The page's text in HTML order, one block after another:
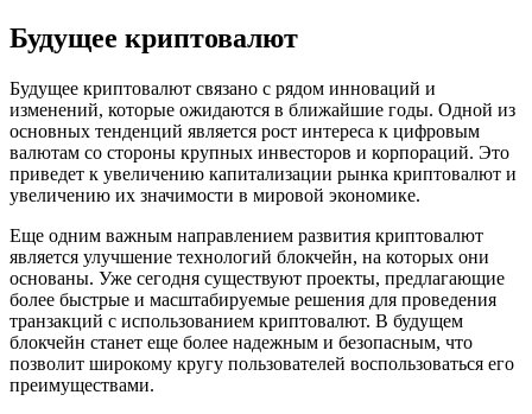
Будущее криптовалют
Будущее криптовалют связано с рядом инноваций и
изменений, которые ожидаются в ближайшие годы. Одной из
основных тенденций является рост интереса к цифровым
валютам со стороны крупных инвесторов и корпораций. Это
приведет к увеличению капитализации рынка криптовалют и
увеличению их значимости в мировой экономике.
Еще одним важным направлением развития криптовалют
является улучшение технологий блокчейн, на которых они
основаны. Уже сегодня существуют проекты, предлагающие
более быстрые и масштабируемые решения для проведения
транзакций с использованием криптовалют. В будущем
блокчейн станет еще более надежным и безопасным, что
позволит широкому кругу пользователей воспользоваться его
преимуществами.